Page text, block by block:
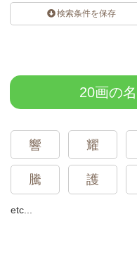
検索条件を保存
20画の
響 耀
騰 護
etc...